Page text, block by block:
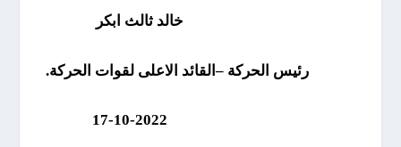
خالد ثالث ابكر
رئيس الحركة–القائد الاعلى لقوات الحركة.
17-10-2022